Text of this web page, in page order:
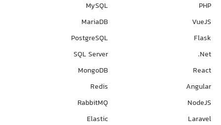
PHP
VueJS
Flask
Net.
React
Angular
NodeJS
Laravel
MySQL
MariaDB
PostgreSQL
SQL Server
MongoDB
Redis
RabbitMQ
Elastic